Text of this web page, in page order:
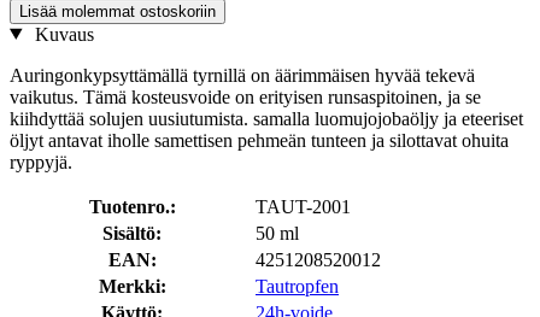
Lisää molemmat ostoskoriin
Kuvaus
Auringonkypsyttämällä tyrnillä on äärimmäisen hyvää tekevä
vaikutus. Tämä kosteusvoide on erityisen runsaspitoinen, ja se
kiihdyttää solujen uusiutumista. samalla luomujojobaöljy ja eteeriset
öljyt antavat iholle samettisen pehmeän tunteen ja silottavat ohuita
ryppyjä.
Tuotenro.:
TAUT-2001
Sisältö:
50 ml
EAN:
4251208520012
Merkki:
Tautropfen
Käyttö:
24h-voide